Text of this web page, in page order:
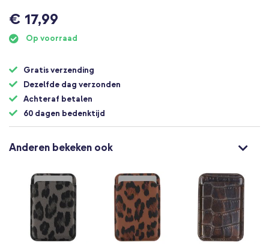
€ 17,99
Op voorraad
Gratis verzending
Dezelfde dag verzonden
Achteraf betalen
60 dagen bedenktijd
Anderen bekeken ook